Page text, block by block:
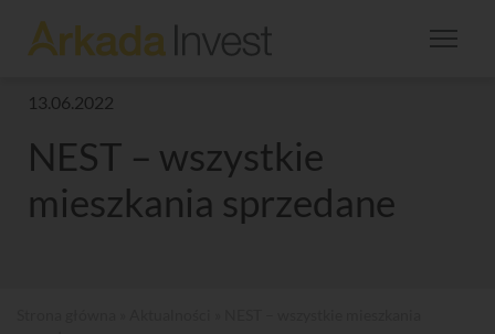
13.06.2022
NEST – wszystkie
mieszkania sprzedane